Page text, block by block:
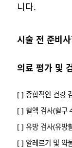
니다.
시술 전 준비
의료 평가 및
[ ] 종합적인 건강
[ ] 혈액 검사(혈구
[ ] 유방 검사(유방
[ ] 알레르기 및 약